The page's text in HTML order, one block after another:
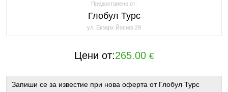
Предоставено от:
Глобул Турс
ул. Екзарх Йосиф 29
Цени от:265.00 €
Запиши се за известие при нова оферта от Глобул Турс